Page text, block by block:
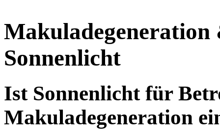
Makuladegeneration
Sonnenlicht
Ist Sonnenlicht für
Makuladegeneration